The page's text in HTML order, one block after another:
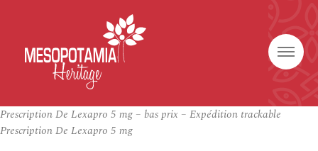
Prescription De Lexapro 5 mg – bas prix – Expédition trackable
Prescription De Lexapro 5 mg